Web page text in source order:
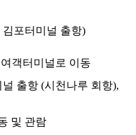
김포터미널 출항)
객터미널로 이동
출항 (시천나루 회항),
및 관람